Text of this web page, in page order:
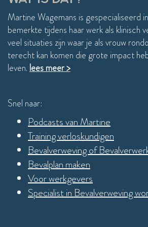
Martine Wagemans is gespecialiseerd
bemerkte tijdens haar werk als klinisch
veel situaties zijn waar je als vrouw
terecht kan komen die grote impact
leven.lees meer >
Snel naar:
Podcasts van Martine
Training verloskundigen
Bevalverweving of
Bevalplan maken
Voor werkgevers
Specialist in Bevalverweving